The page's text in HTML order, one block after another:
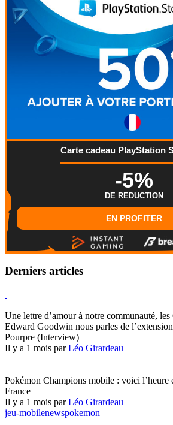
Carte cadeau PlayStation
-5%
DE REDUCTION
EN PROFITER
Derniers articles
Une lettre d’amour à notre communauté,
Edward Goodwin nous parles de
Pourpre (Interview)
Il y a 1 mois parLéo Girardeau
Pokémon Champions mobile : voici l’heure
France
Il y a 1 mois parLéo Girardeau
jeu-mobilenewspokemon